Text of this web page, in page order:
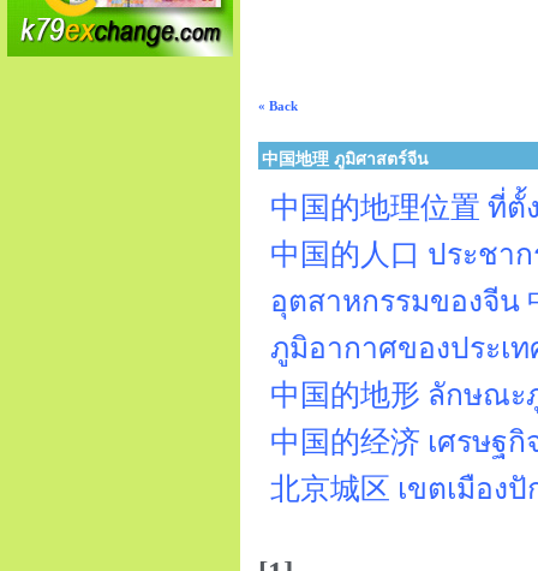
« Back
中国地理 ภูมิศาสตร์จีน
中国的地理位置 ที่
中国的人口 ประชา
อุตสาหกรรมของจีน
ภูมิอากาศของประเ
中国的地形 ลักษณะ
中国的经济 เศรษฐ
北京城区 เขตเมืองปั